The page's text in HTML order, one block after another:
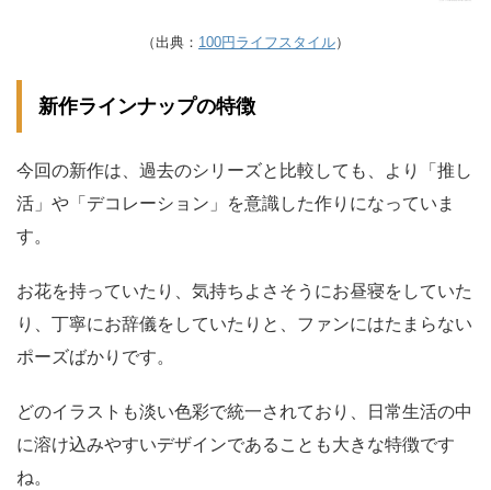
（出典： 100円ライフスタイル）
新作ラインナップの特徴
今回の新作は、過去のシリーズと比較しても、より「推し
活」や「デコレーション」を意識した作りになっていま
す。
お花を持っていたり、気持ちよさそうにお昼寝をしていた
り、丁寧にお辞儀をしていたりと、ファンにはたまらない
ポーズばかりです。
どのイラストも淡い色彩で統一されており、日常生活の中
に溶け込みやすいデザインであることも大きな特徴です
ね。